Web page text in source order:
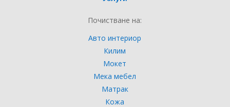
Почистване на:
Авто интериор
Килим
Мокет
Мека мебел
Матрак
Кожа